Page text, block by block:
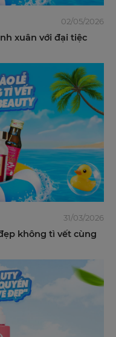
02/05/2026
xuân với đại tiệc
31/03/2026
không tì vết cùng